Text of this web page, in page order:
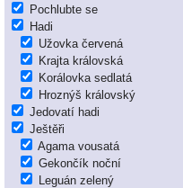
Pochlubte se
Hadi
Užovka červená
Krajta královská
Korálovka sedlatá
Hroznýš královský
Jedovatí hadi
Ještěři
Agama vousatá
Gekončík noční
Leguán zelený